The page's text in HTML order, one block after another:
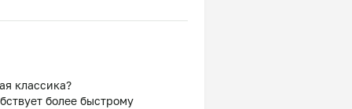
классика?
более быстрому